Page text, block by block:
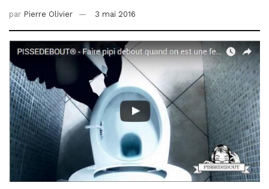
par Pierre Olivier 3 mai 2016